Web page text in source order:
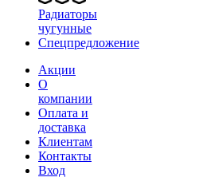
Радиаторы
чугунные
Спецпредложение
Акции
О
компании
Оплата и
доставка
Клиентам
Контакты
Вход